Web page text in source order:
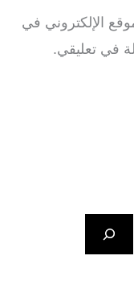
الإلكتروني في
في تعليقي.